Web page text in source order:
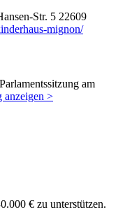
Str. 5 22609
mignon/
am
anzeigen >
€ zu unterstützen.